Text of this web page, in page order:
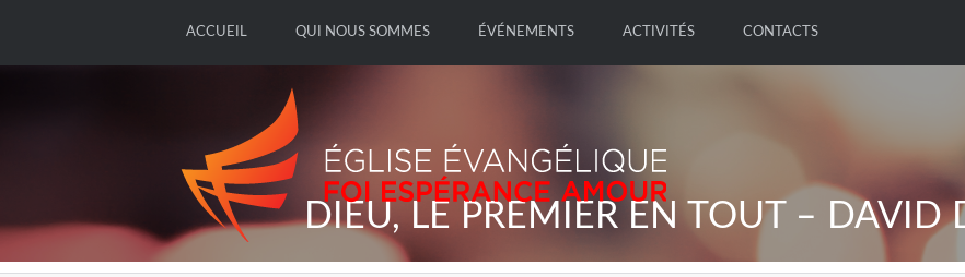
ACCUEIL QUI NOUS SOMMES ÉVÉNEMENTS ACTIVITÉS CONTACTS
DIEU, LE PREMIER EN TOUT – DAVID